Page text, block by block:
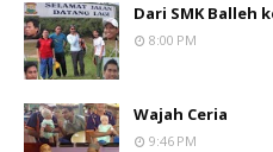
Dari SMK Balleh
8:00 PM
Wajah Ceria
9:46 PM